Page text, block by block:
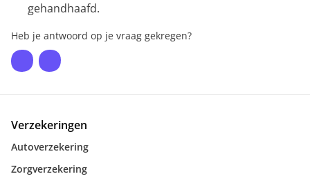
gehandhaafd.
Heb je antwoord op je vraag gekregen?
Verzekeringen
Autoverzekering
Zorgverzekering